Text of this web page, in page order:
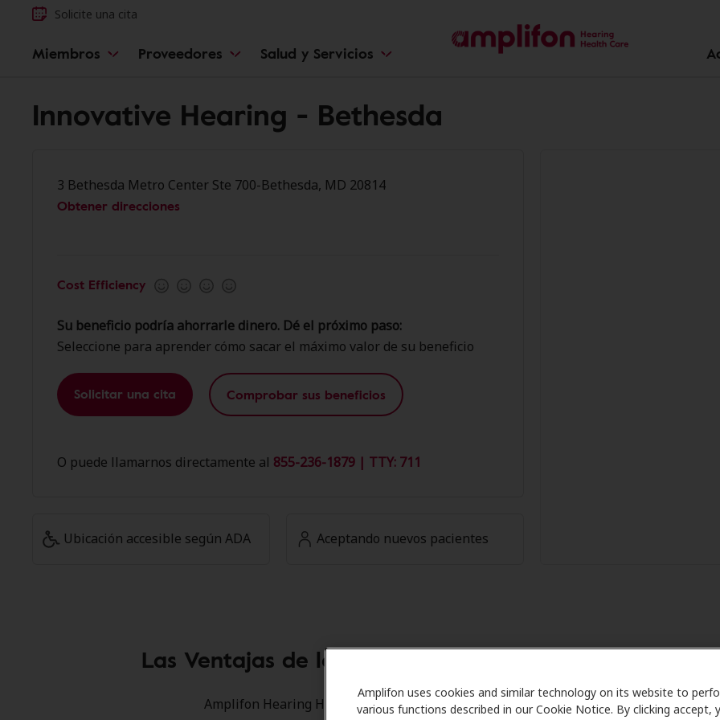
Amplifon uses cookies and similar technology on its website to
various functions described in our Cookie Notice. By clicking accept,
Solicite una cita
Miembros Proveedores Salud y Servicios
Innovative Hearing - Bethesda
3 Bethesda Metro Center Ste 700-Bethesda, MD 20814
Obtener direcciones
Cost Efficiency
Su beneficio podría ahorrarle dinero. Dé el próximo paso:
Seleccione para aprender cómo sacar el máximo valor de su beneficio
Solicitar una cita Comprobar sus beneficios
O puede llamarnos directamente al 855-236-1879 | TTY: 711
Ubicación accesible según ADA Aceptando nuevos pacientes
Las Ventajas de los Miembros de Amplifon en
Amplifon Hearing Health Care se asocia con muchos planes de beneficios y clínicas